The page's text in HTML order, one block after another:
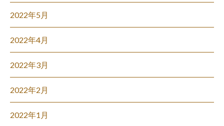
2022年5月
2022年4月
2022年3月
2022年2月
2022年1月